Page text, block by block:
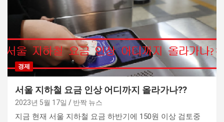
경제
서울 지하철 요금 인상 어디까지 올라가나??
2023년 5월 17일 반짝 뉴스
지금 현재 서울 지하철 요금 하반기에 150원 이상 검토중